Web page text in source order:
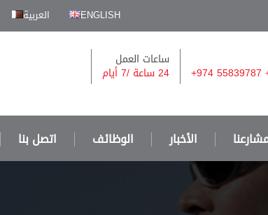
العربية ENGLISH
+974 55839787
ساعات العمل
24 ساعة / 7 أيام
الأخبار الوظائف اتصل بنا